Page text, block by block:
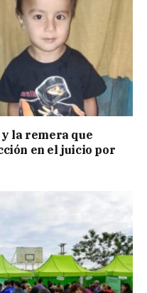
la remera que
en el juicio por